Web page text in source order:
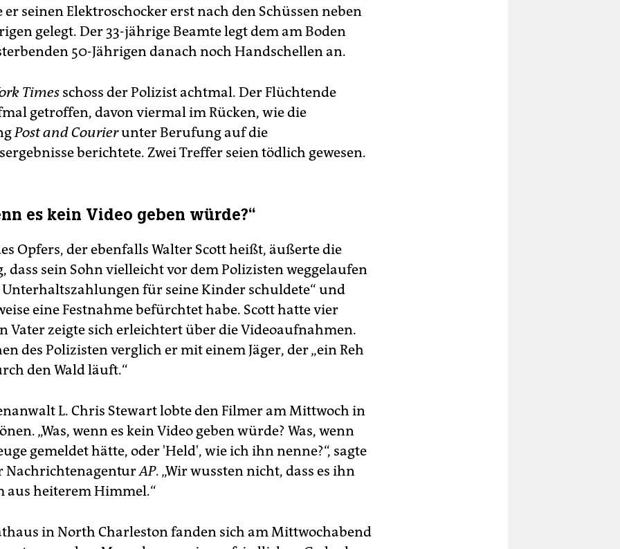
er seinen Elektroschocker erst nach den Schüssen neben
gelegt. Der 33-jährige Beamte legt dem am Boden
50-Jährigen danach noch Handschellen an.
Times schoss der Polizist achtmal. Der Flüchtende
getroffen, davon viermal im Rücken, wie die
Post and Courierunter Berufung auf die
berichtete. Zwei Treffer seien tödlich gewesen.
es kein Video geben würde?“
Opfers, der ebenfalls Walter Scott heißt, äußerte die
dass sein Sohn vielleicht vor dem Polizisten weggelaufen
Unterhaltszahlungen für seine Kinder schuldete“ und
eine Festnahme befürchtet habe. Scott hatte vier
Vater zeigte sich erleichtert über die Videoaufnahmen.
des Polizisten verglich er mit einem Jäger, der „ein Reh
den Wald läuft.“
L. Chris Stewart lobte den Filmer am Mittwoch in
„Was, wenn es kein Video geben würde? Was, wenn
gemeldet hätte, oder 'Held', wie ich ihn nenne?“, sagte
NachrichtenagenturAP. „Wir wussten nicht, dass es ihn
aus heiterem Himmel.“
in North Charleston fanden sich am Mittwochabend